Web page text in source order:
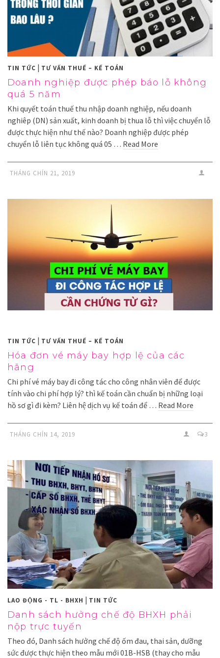
TIN TỨC | TƯ VẤN THUẾ – KẾ TOÁN
Doanh nghiệp được phép báo lỗ không
quá 5 năm
Khi quyết toán thuế thu nhập doanh nghiệp, nếu doanh
nghiêp (DN) sản xuất, kinh doanh bị thua lỗ thì việc chuyển lỗ
được thực hiện như thế nào? Doanh nghiệp được phép
chuyển lỗ liên tục không quá 05 … Read More
THÁNG CHÍN 21, 2019
TIN TỨC | TƯ VẤN THUẾ – KẾ TOÁN
Hóa đơn vé máy bay hợp lệ của các
hãng
Chi phí vé máy bay đi công tác cho công nhân viên để được
tính vào chi phí hợp lý? thì kế toán cần chuẩn bị những loại
hồ sơ gì đi kèm? Liên hệ dịch vụ kế toán để … Read More
THÁNG CHÍN 14, 2019 3
LAO ĐỘNG - TL - BHXH | TIN TỨC
Danh sách hưởng chế độ BHXH phải
nộp trực tuyến
Theo đó, Danh sách hưởng chế độ ốm đau, thai sản, dưỡng
sức được thực hiện theo mẫu mới 01B-HSB (thay cho mẫu